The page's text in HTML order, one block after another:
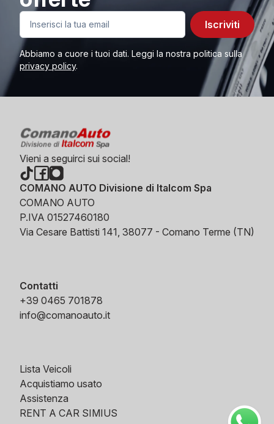
Iscriviti
Abbiamo a cuore i tuoi dati. Leggi la nostra politica sulla
privacy policy.
Vieni a seguirci sui social!
COMANO AUTO Divisione di Italcom Spa
COMANO AUTO
P.IVA 01527460180
Via Cesare Battisti 141, 38077 - Comano Terme (TN)
Contatti
+39 0465 701878
info@comanoauto.it
Lista Veicoli
Acquistiamo usato
Assistenza
RENT A CAR SIMIUS